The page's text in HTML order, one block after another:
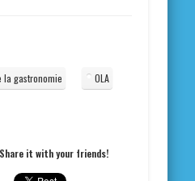
la gastronomie OLA
it with your friends!